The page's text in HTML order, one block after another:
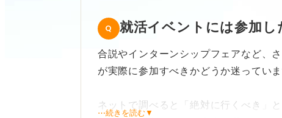
就活イベントには参加し
合説やインターンシップフェアなど、
が実際に参加すべきかどうか迷っていま
ネットで調べると「絶対に行くべき」
⋯続きを読む▼